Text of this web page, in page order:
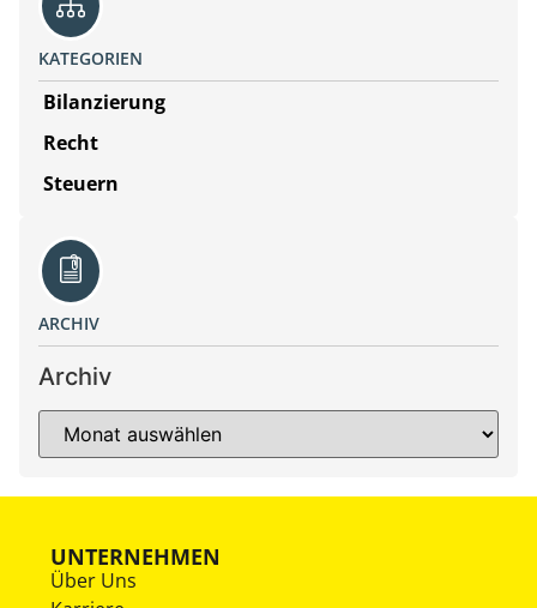
KATEGORIEN
Bilanzierung
Recht
Steuern
ARCHIV
Archiv
UNTERNEHMEN
Über Uns